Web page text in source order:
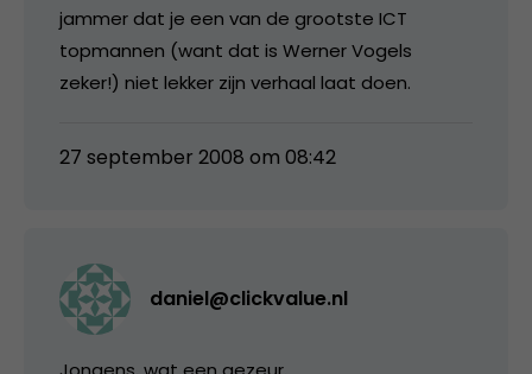
jammer dat je een van de grootste ICT
topmannen (want dat is Werner Vogels
zeker!) niet lekker zijn verhaal laat doen.
27 september 2008 om 08:42
daniel@clickvalue.nl